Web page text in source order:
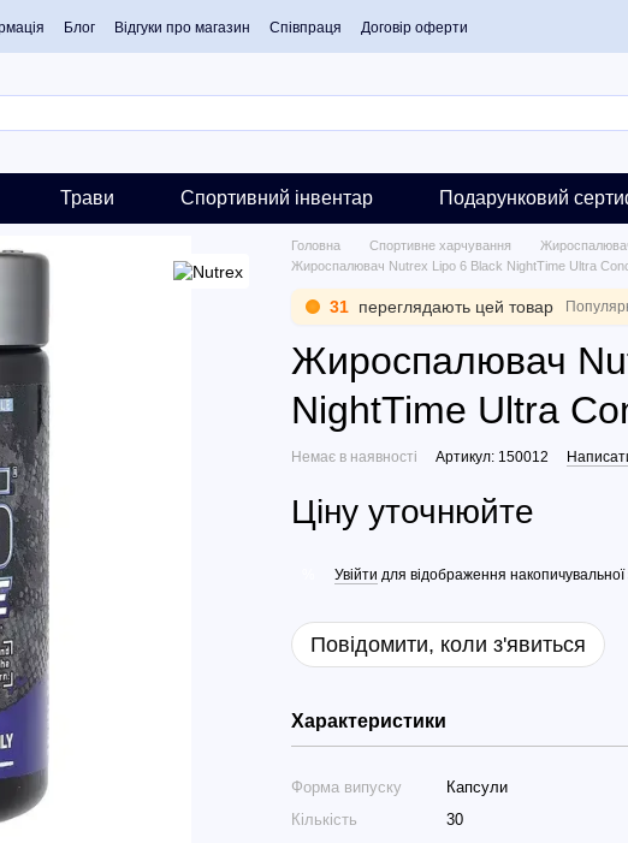
Блог Відгуки про магазин Співпраця Договір оферти
Трави Спортивний інвентар Подарунковий
Головна Спортивне харчування
Жироспалювач Nutrex Lipo 6 Black NightTime Ultra
31 переглядають цей товар
Жироспалювач
NightTime Ultra
Немає в наявності Артикул: 150012
Ціну уточнюйте
Увійти для відображення накопичувальної
Повідомити, коли з'явиться
Характеристики
Форма випуску
Капсули
Кількість
30